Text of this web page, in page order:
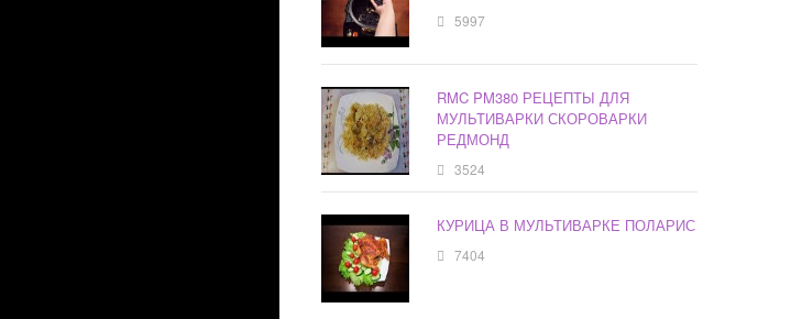
5997
RMC PM380 РЕЦЕПТЫ ДЛЯ
МУЛЬТИВАРКИ СКОРОВАРКИ
РЕДМОНД
3524
КУРИЦА В МУЛЬТИВАРКЕ ПОЛАРИС
7404